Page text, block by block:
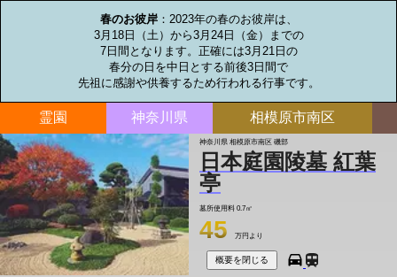
春のお彼岸：2023年の春のお彼岸は、
3月18日（土）から3月24日（金）までの
7日間となります。正確には3月21日の
春分の日を中日とする前後3日間で
先祖に感謝や供養するため行われる行事です。
霊園 神奈川県 相模原市南区
神奈川県 相模原市南区 磯部
日本庭園陵墓 紅葉
亭
墓所使用料 0.7㎡
45 万円より
概要を閉じる